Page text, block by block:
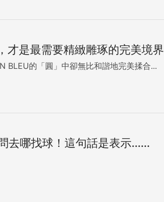
才是最需要精緻雕琢的完美境界
BLEU的「圓」中卻無比和諧地完美揉合...
去哪找球！這句話是表示......